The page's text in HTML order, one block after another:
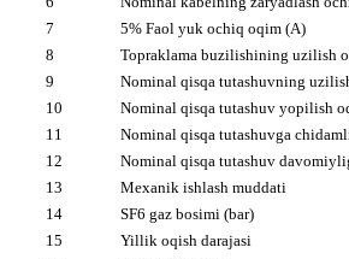
7
5% Faol yuk ochiq oqim (A)
8
Topraklama buzilishining uzilish
9
Nominal qisqa tutashuvning
10
Nominal qisqa tutashuv yopilish
11
Nominal qisqa tutashuvga
12
Nominal qisqa tutashuv
13
Mexanik ishlash muddati
14
SF6 gaz bosimi (bar)
15
Yillik oqish darajasi